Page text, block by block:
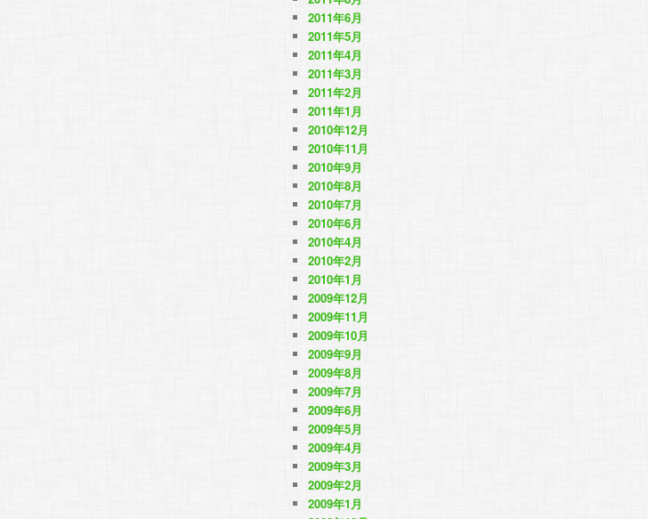
2011年6月
2011年5月
2011年4月
2011年3月
2011年2月
2011年1月
2010年12月
2010年11月
2010年9月
2010年8月
2010年7月
2010年6月
2010年4月
2010年2月
2010年1月
2009年12月
2009年11月
2009年10月
2009年9月
2009年8月
2009年7月
2009年6月
2009年5月
2009年4月
2009年3月
2009年2月
2009年1月